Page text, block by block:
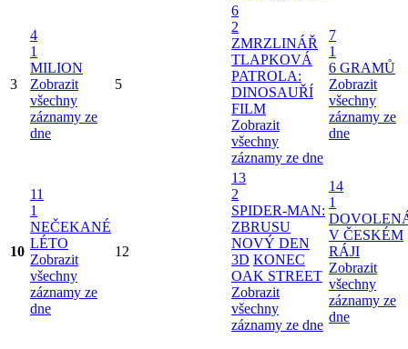
3
4
1
MILION
Zobrazit
všechny
záznamy ze
dne
5
6
2
ZMRZLINÁŘ
TLAPKOVÁ
PATROLA:
DINOSAUŘÍ
FILM
Zobrazit
všechny
záznamy ze dne
7
1
6 GRAMŮ
Zobrazit
všechny
záznamy ze
dne
10
11
1
NEČEKANÉ
LÉTO
Zobrazit
všechny
záznamy ze
dne
12
13
2
SPIDER-MAN:
ZBRUSU
NOVÝ DEN
3D KONEC
OAK STREET
Zobrazit
všechny
záznamy ze dne
14
1
V ČESKÉM
RÁJI
Zobrazit
všechny
záznamy ze
dne